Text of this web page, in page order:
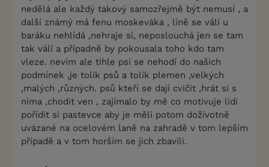
nedělá ale každý takový samozřejmě být nemusí , a
další známý má fenu moskeváka , líně se válí u
baráku nehlídá ,nehraje si, neposlouchá jen se tam
tak válí a případně by pokousala toho kdo tam
vleze. nevím ale tihle psi se nehodí do našich
podmínek ,je tolik psů a tolik plemen ,velkých
,malých ,různých. psů kteří se dají cvičit ,hrát si s
nima ,chodit ven , zajímalo by mě co motivuje lidi
pořídit si pastevce aby je měli potom doživotně
uvázané na ocelovém laně na zahradě v tom lepším
případě a v tom horším se jich zbavili.